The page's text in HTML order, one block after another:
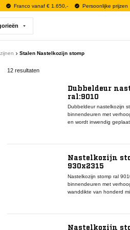
Franco vanaf € 1.650,- Persoonlijke prijzen
Stalen Nastelkozijn stomp
12 resultaten
Dubbeldeur
ral:9010
Dubbeldeur nastelkozijn
binnendeuren met
en wordt inwendig
het interieur. Dit
ruimtes waar hogere
deurconcept.
Nastelkozijn
930x2315
Nastelkozijn stomp ral
binnendeuren met
wanddikte van honderd
ondersteunt een rustig
Nastelkozijn